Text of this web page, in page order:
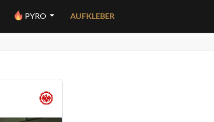
PYRO AUFKLEBER